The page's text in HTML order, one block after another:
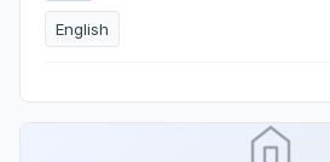
English